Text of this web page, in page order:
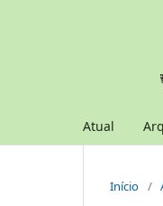
Atual
Início /